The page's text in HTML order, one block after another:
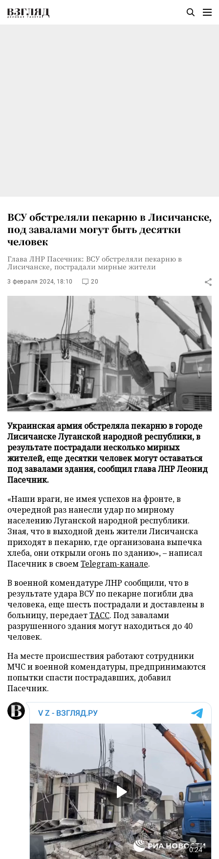
ВСУ обстреляли пекарню в Лисичанске,
под завалами могут быть десятки
человек
Глава ЛНР Пасечник: ВСУ обстреляли пекарню в
Лисичанске, пострадали мирные жители
3 февраля 2024, 18:10 20
Украинская армия обстреляла пекарню в городе
Лисичанске Луганской народной республики, в
результате пострадали несколько мирных
жителей, еще десятки человек могут оставаться
под завалами здания, сообщил глава ЛНР Леонид
Пасечник.
«Наши враги, не имея успехов на фронте, в
очередной раз нанесли удар по мирному
населению Луганской народной республики.
Зная, что в выходной день жители Лисичанска
приходят в пекарню, где организована выпечка
хлеба, они открыли огонь по зданию», – написал
Пасечник в своемTelegram-канале.
В военной комендатуре ЛНР сообщили, что в
результате удара ВСУ по пекарне погибли два
человека, еще шесть пострадали и доставлены в
больницу, передаетТАСС. Под завалами
разрушенного здания могут находиться до 40
человек.
На месте происшествия работают сотрудники
МЧС и военной комендатуры, предпринимаются
попытки спасти пострадавших, добавил
Пасечник.